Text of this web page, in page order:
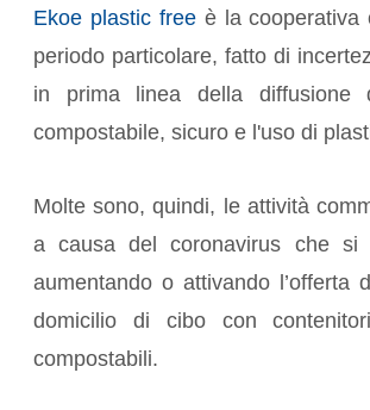
Ekoe plastic freeè la cooperativa
periodo particolare, fatto di
in prima linea della diffusione
compostabile, sicuro e l'uso di
Molte sono, quindi, le attività
a causa del coronavirus che si
aumentando o attivando l’offerta
domicilio di cibo con
compostabili.